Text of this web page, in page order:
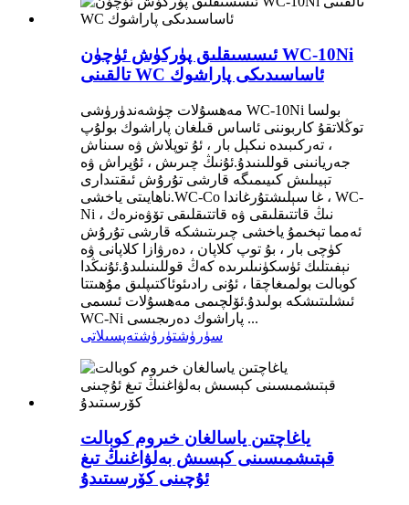
ئىسسىقلىق پۈركۈش ئۈچۈن WC-10Ni
تالقىنى WC ئاساسىدىكى پاراشوك
مەھسۇلات چۈشەندۈرۈشى WC-10Ni بولسا
توڭلاتقۇ كاربوننى ئاساس قىلغان پاراشوك بولۇپ
، تەركىبىدە نىكېل بار ، ئۇ توپلاش ۋە سىناش
جەريانىنى قوللىنىدۇ.ئۇنىڭ چىرىش ، ئۇپراش ۋە
تېيىلىش كىيىمىگە قارشى تۇرۇش ئىقتىدارى
ناھايىتى ياخشى.WC-Co غا سېلىشتۇرغاندا ، WC-
Ni نىڭ قاتتىقلىقى ۋە قاتتىقلىقى تۆۋەنرەك ،
ئەمما تېخىمۇ ياخشى چىرىتىشكە قارشى تۇرۇش
كۈچى بار ، بۇ توپ كلاپان ، دەرۋازا كلاپانى ۋە
نېفىتلىك ئۈسكۈنىلىرىدە كەڭ قوللىنىلىدۇ.ئۇنىڭدا
كوبالت بولمىغاچقا ، ئۇنى رادىئوئاكتىپلىق مۇھىتتا
ئىشلىتىشكە بولىدۇ.ئۆلچىمى مەھسۇلات ئىسمى
WC-Ni پاراشوك دەرىجىسى ...
سۈرۈشتۈرۈشتەپسىلاتى
ياغاچتىن ياسالغان خىروم كوبالت
قېتىشمىسىنى كېسىش بەلۋاغنىڭ تىغ
ئۇچىنى كۆرسىتىدۇ